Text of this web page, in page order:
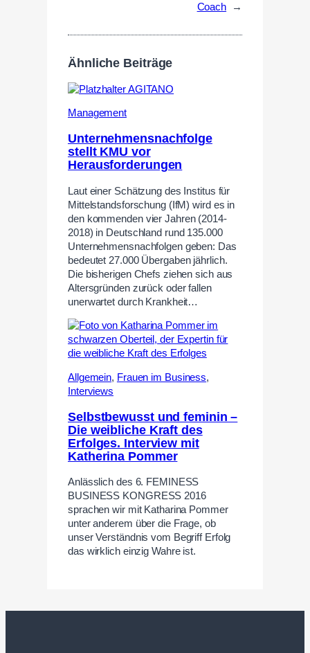
Coach
→
Ähnliche Beiträge
Management
Unternehmensnachfolge
stellt KMU vor
Herausforderungen
Laut einer Schätzung des Institus für
Mittelstandsforschung (IfM) wird es in
den kommenden vier Jahren (2014-
2018) in Deutschland rund 135.000
Unternehmensnachfolgen geben: Das
bedeutet 27.000 Übergaben jährlich.
Die bisherigen Chefs ziehen sich aus
Altersgründen zurück oder fallen
unerwartet durch Krankheit…
Allgemein, Frauen im Business,
Interviews
Selbstbewusst und feminin –
Die weibliche Kraft des
Erfolges. Interview mit
Katherina Pommer
Anlässlich des 6. FEMINESS
BUSINESS KONGRESS 2016
sprachen wir mit Katharina Pommer
unter anderem über die Frage, ob
unser Verständnis vom Begriff Erfolg
das wirklich einzig Wahre ist.